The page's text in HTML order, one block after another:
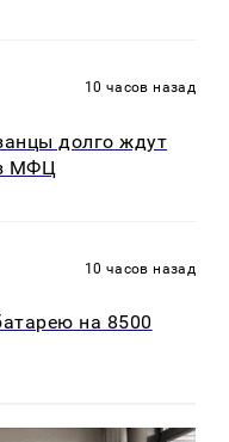
10 часов назад
долго ждут
МФЦ
10 часов назад
на 8500